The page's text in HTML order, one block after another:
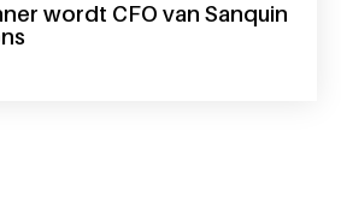
wordt CFO van Sanquin
henrik-jan rinner wordt cfo van